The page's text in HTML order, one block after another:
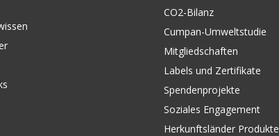
CO2-Bilanz
Cumpan-Umweltstudie
Mitgliedschaften
Labels und Zertifikate
Spendenprojekte
Soziales Engagement
Herkunftsländer Produkte